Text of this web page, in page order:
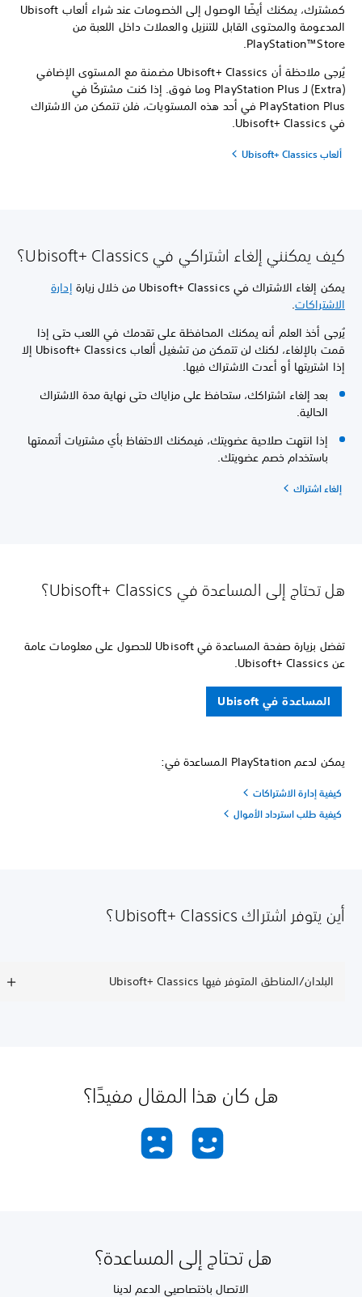
كمشترك، يمكنك أيضًا الوصول إلى الخصومات عند شراء ألعاب Ubisoft
المدعومة والمحتوى القابل للتنزيل والعملات داخل اللعبة من
PlayStation™Store.
يُرجى ملاحظة أن Ubisoft+ Classics مضمنة مع المستوى الإضافي
(Extra) لـ PlayStation Plus وما فوق. إذا كنت مشتركًا في
PlayStation Plus في أحد هذه المستويات، فلن تتمكن من الاشتراك
في Ubisoft+ Classics.
ألعاب Ubisoft+ Classics
كيف يمكنني إلغاء اشتراكي في Ubisoft+ Classics؟
يمكن إلغاء الاشتراك في Ubisoft+ Classics من خلال زيارة
إدارة
الاشتراكات.
يُرجى أخذ العلم أنه يمكنك المحافظة على تقدمك في اللعب حتى إذا
قمت بالإلغاء، لكنك لن تتمكن من تشغيل ألعاب Ubisoft+ Classics إلا
إذا اشتريتها أو أعدت الاشتراك فيها.
بعد إلغاء اشتراكك، ستحافظ على مزاياك حتى نهاية مدة الاشتراك
الحالية.
إذا انتهت صلاحية عضويتك، فيمكنك الاحتفاظ بأي مشتريات أتممتها
باستخدام خصم عضويتك.
إلغاء اشتراك
هل تحتاج إلى المساعدة في Ubisoft+ Classics؟
تفضل بزيارة صفحة المساعدة في Ubisoft للحصول على معلومات عامة
عن Ubisoft+ Classics.
المساعدة في Ubisoft
يمكن لدعم PlayStation المساعدة في:
كيفية إدارة الاشتراكات
كيفية طلب استرداد الأموال
أين يتوفر اشتراك Ubisoft+ Classics؟
البلدان/المناطق المتوفر فيها Ubisoft+ Classics
هل كان هذا المقال مفيدًا؟
هل تحتاج إلى المساعدة؟
الاتصال باختصاصيي الدعم لدينا